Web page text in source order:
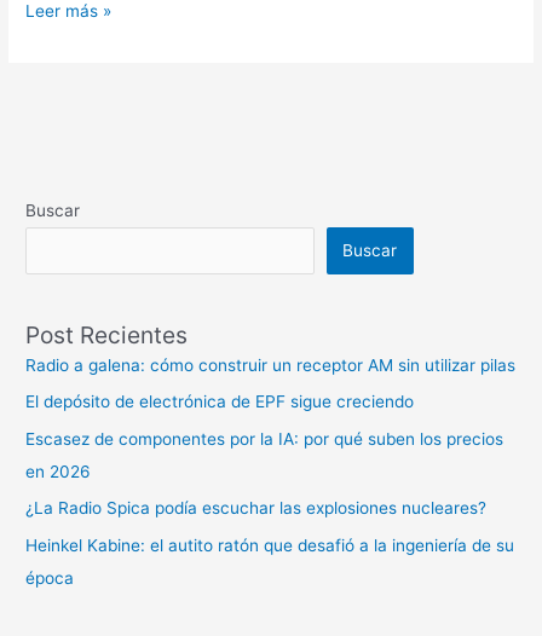
Leer más »
Buscar
Buscar
Post Recientes
Radio a galena: cómo construir un receptor AM sin utilizar pilas
El depósito de electrónica de EPF sigue creciendo
Escasez de componentes por la IA: por qué suben los precios
en 2026
¿La Radio Spica podía escuchar las explosiones nucleares?
Heinkel Kabine: el autito ratón que desafió a la ingeniería de su
época